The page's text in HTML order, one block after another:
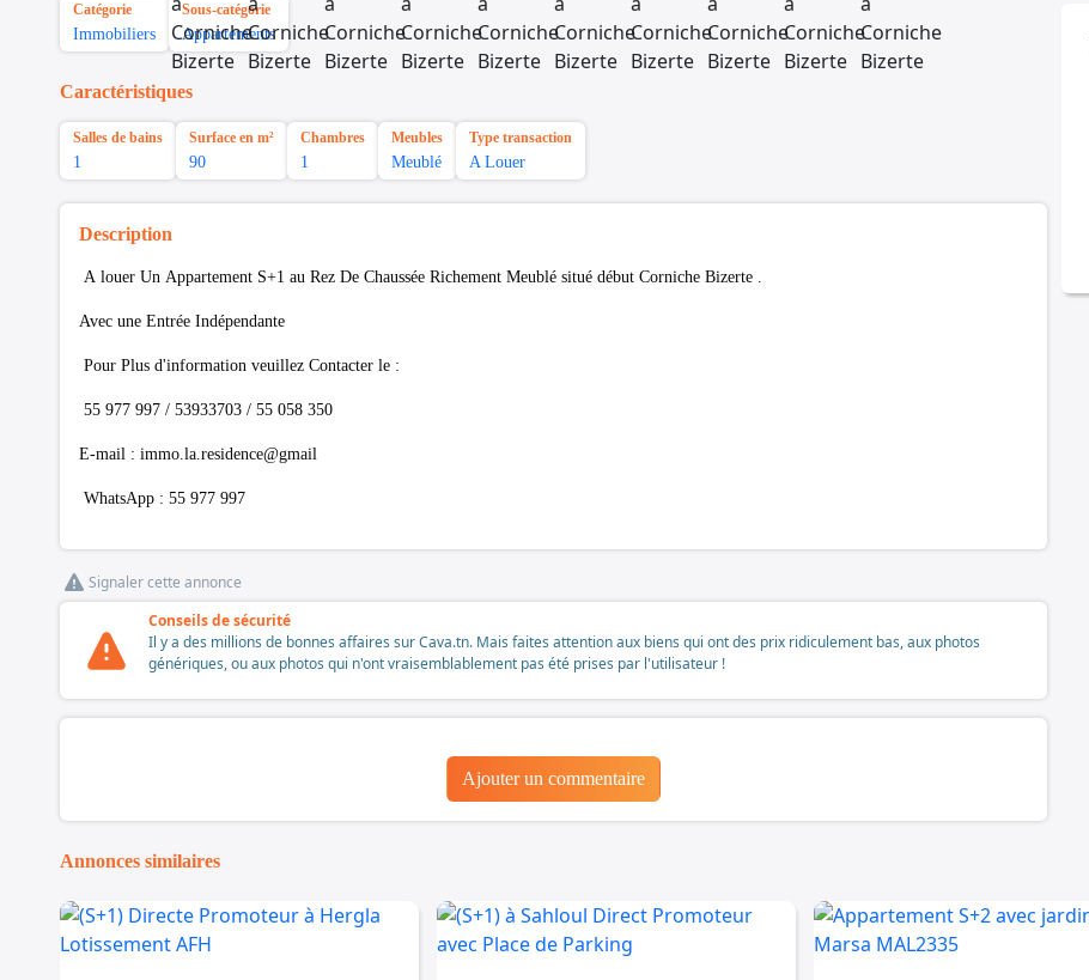
Catégorie
Immobiliers
Sous-catégorie
Appartements
Caractéristiques
Salles de bains
1
Surface en m²
90
Chambres
1
Meubles
Meublé
Type transaction
A Louer
Description
A louer Un Appartement S+1 au Rez De Chaussée Richement Meublé situé début Corniche Bizerte .
Avec une Entrée Indépendante
Pour Plus d'information veuillez Contacter le :
55 977 997 / 53933703 / 55 058 350
E-mail : immo.la.residence@gmail
WhatsApp : 55 977 997
Signaler cette annonce
Conseils de sécurité
Il y a des millions de bonnes affaires sur Cava.tn. Mais faites attention aux biens qui ont des prix ridiculement bas, aux photos
génériques, ou aux photos qui n'ont vraisemblablement pas été prises par l'utilisateur !
Ajouter un commentaire
Annonces similaires